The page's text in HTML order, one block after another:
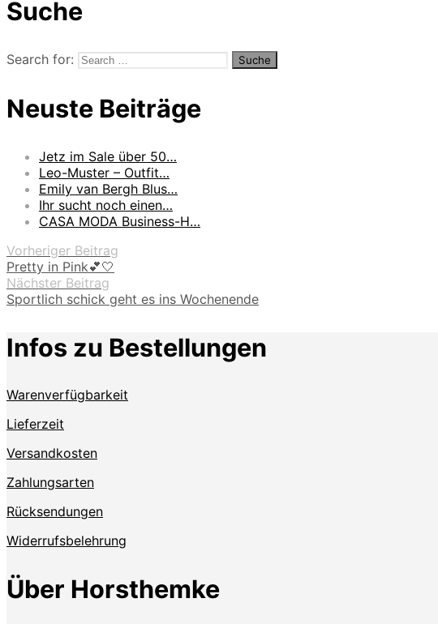
Suche
Search for:
Neuste Beiträge
Jetz im Sale über 50…
Leo-Muster – Outfit…
Emily van Bergh Blus…
Ihr sucht noch einen…
CASA MODA Business-H…
Vorheriger Beitrag
Pretty in Pink💕🤍
Nächster Beitrag
Sportlich schick geht es ins Wochenende
Infos zu Bestellungen
Warenverfügbarkeit
Lieferzeit
Versandkosten
Zahlungsarten
Rücksendungen
Widerrufsbelehrung
Über Horsthemke